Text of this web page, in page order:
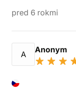
pred 6 rokmi
A Anonym